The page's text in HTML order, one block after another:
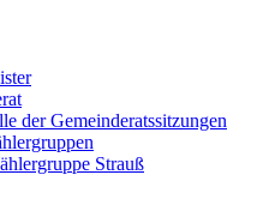
der Gemeinderatssitzungen
Strauß